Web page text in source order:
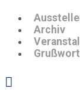
Archiv